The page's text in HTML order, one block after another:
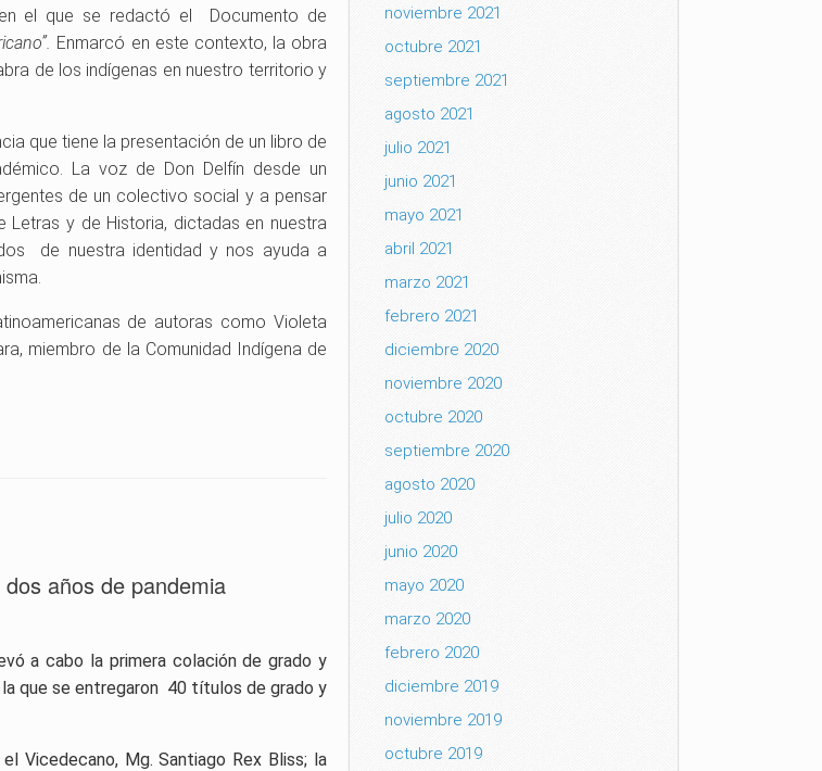
el que se redactó el Documento de
Enmarcó en este contexto, la obra
de los indígenas en nuestro territorio y
que tiene la presentación de un libro de
La voz de Don Delfín desde un
de un colectivo social y a pensar
y de Historia, dictadas en nuestra
de nuestra identidad y nos ayuda a
de autoras como Violeta
miembro de la Comunidad Indígena de
años de pandemia
a cabo la primera colación de grado y
que se entregaron 40 títulos de grado y
Vicedecano, Mg. Santiago Rex Bliss; la
noviembre 2021
octubre 2021
septiembre 2021
agosto 2021
julio 2021
junio 2021
mayo 2021
abril 2021
marzo 2021
febrero 2021
diciembre 2020
noviembre 2020
octubre 2020
septiembre 2020
agosto 2020
julio 2020
junio 2020
mayo 2020
marzo 2020
febrero 2020
diciembre 2019
noviembre 2019
octubre 2019